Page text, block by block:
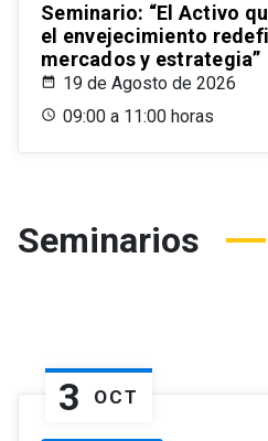
Seminario: “El Activo
el envejecimiento
mercados y estrategia”
19 de Agosto de 2026
09:00 a 11:00 horas
Seminarios
3 OCT